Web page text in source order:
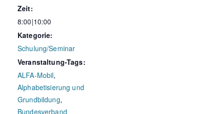
Zeit:
8:00|10:00
Kategorie:
Schulung/Seminar
Veranstaltung-Tags:
ALFA-Mobil,
Alphabetisierung und
Grundbildung,
Bundesverband